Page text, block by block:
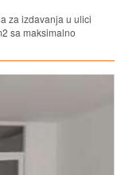
za izdavanja u ulici
sa maksimalno